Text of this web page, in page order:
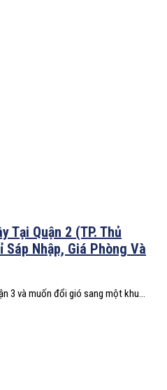
Tại Quận 2 (TP. Thủ
Nhập, Giá Phòng Và
3 và muốn đổi gió sang một khu...